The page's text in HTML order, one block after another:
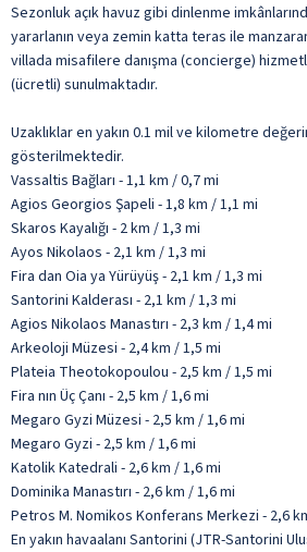
Sezonluk açık havuz gibi dinlenme
yararlanın veya zemin katta teras ile
villada misafilere danışma (concierge)
(ücretli) sunulmaktadır.
Uzaklıklar en yakın 0.1 mil ve kilometre
gösterilmektedir.
Vassaltis Bağları - 1,1 km / 0,7 mi
Agios Georgios Şapeli - 1,8 km / 1,1 mi
Skaros Kayalığı - 2 km / 1,3 mi
Ayos Nikolaos - 2,1 km / 1,3 mi
Fira dan Oia ya Yürüyüş - 2,1 km / 1,3 mi
Santorini Kalderası - 2,1 km / 1,3 mi
Agios Nikolaos Manastırı - 2,3 km / 1,4 mi
Arkeoloji Müzesi - 2,4 km / 1,5 mi
Plateia Theotokopoulou - 2,5 km / 1,5 mi
Fira nın Üç Çanı - 2,5 km / 1,6 mi
Megaro Gyzi Müzesi - 2,5 km / 1,6 mi
Megaro Gyzi - 2,5 km / 1,6 mi
Katolik Katedrali - 2,6 km / 1,6 mi
Dominika Manastırı - 2,6 km / 1,6 mi
Petros M. Nomikos Konferans Merkezi - 2,6
En yakın havaalanı Santorini (JTR-Santorini